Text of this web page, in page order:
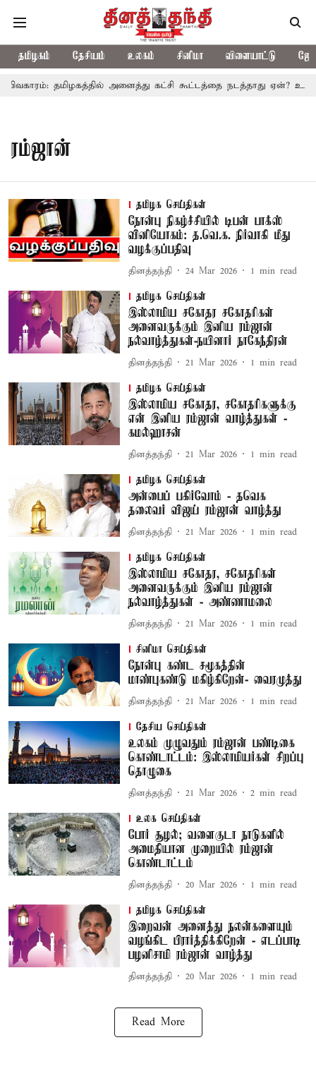
தமிழகம் தேசியம் உலகம் சினிமா விளையாட்டு
விவகாரம்: தமிழகத்தில் அனைத்து கட்சி கூட்டத்தை நடத்தாது ஏன்?
ரம்ஜான்
தமிழக செய்திகள்
நோன்பு நிகழ்ச்சியில் டிபன் பாக்ஸ்
வினியோகம்: த.வெ.க. நிர்வாகி மீது
வழக்குப்பதிவு
தினத்தந்தி 24 Mar 2026 1 min read
தமிழக செய்திகள்
இஸ்லாமிய சகோதர சகோதரிகள்
அனைவருக்கும் இனிய ரம்ஜான்
நல்வாழ்த்துகள்-நயினார் நாகேந்திரன்
தினத்தந்தி 21 Mar 2026 1 min read
தமிழக செய்திகள்
இஸ்லாமிய சகோதர, சகோதரிகளுக்கு
என் இனிய ரம்ஜான் வாழ்த்துகள் -
கமல்ஹாசன்
தினத்தந்தி 21 Mar 2026 1 min read
தமிழக செய்திகள்
அன்பைப் பகிர்வோம் - தவெக
தலைவர் விஜய் ரம்ஜான் வாழ்த்து
தினத்தந்தி 21 Mar 2026 1 min read
தமிழக செய்திகள்
இஸ்லாமிய சகோதர, சகோதரிகள்
அனைவருக்கும் இனிய ரம்ஜான்
நல்வாழ்த்துகள் - அண்ணாமலை
தினத்தந்தி 21 Mar 2026 1 min read
சினிமா செய்திகள்
நோன்பு கண்ட சமூகத்தின்
மாண்புகண்டு மகிழ்கிறேன்- வைரமுத்து
தினத்தந்தி 21 Mar 2026 1 min read
தேசிய செய்திகள்
உலகம் முழுவதும் ரம்ஜான் பண்டிகை
கொண்டாட்டம்: இஸ்லாமியர்கள் சிறப்பு
தொழுகை
தினத்தந்தி 21 Mar 2026 2 min read
உலக செய்திகள்
போர் சூழல்; வளைகுடா நாடுகளில்
அமைதியான முறையில் ரம்ஜான்
கொண்டாட்டம்
தினத்தந்தி 20 Mar 2026 1 min read
தமிழக செய்திகள்
இறைவன் அனைத்து நலன்களையும்
வழங்கிட பிரார்த்திக்கிறேன் - எடப்பாடி
பழனிசாமி ரம்ஜான் வாழ்த்து
தினத்தந்தி 20 Mar 2026 1 min read
Read More